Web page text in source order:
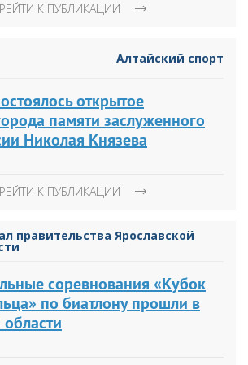
К ПУБЛИКАЦИИ
Алтайский спорт
открытое
памяти заслуженного
Николая Князева
К ПУБЛИКАЦИИ
правительства Ярославской
соревнования «Кубок
по биатлону прошли в